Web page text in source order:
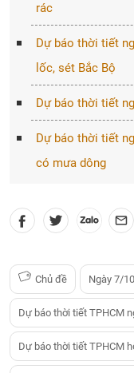
rác
Dự báo thời tiết
lốc, sét Bắc Bộ
Dự báo thời tiết
Dự báo thời tiết
có mưa dông
Chủ đề Ngày 7/10
Dự báo thời tiết TPHCM
Dự báo thời tiết TPHCM